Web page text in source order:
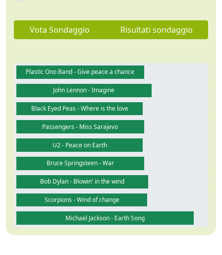
Vota Sondaggio Risultati sondaggio
Plastic Ono Band - Give peace a chance
John Lennon - Imagine
Black Eyed Peas - Where is the love
Passengers - Miss Sarajevo
U2 - Peace on Earth
Bruce Springsteen - War
Bob Dylan - Blowin' in the wind
Scorpions - Wind of change
Michael Jackson - Earth Song